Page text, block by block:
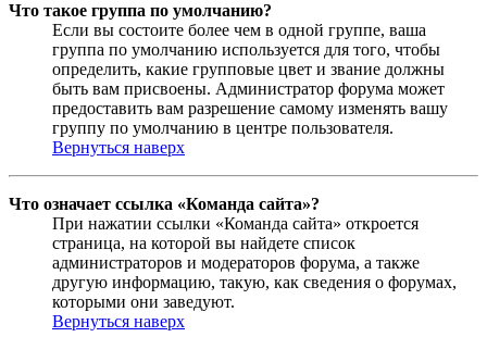
Что такое группа по умолчанию?
Если вы состоите более чем в одной группе, ваша
группа по умолчанию используется для того, чтобы
определить, какие групповые цвет и звание должны
быть вам присвоены. Администратор форума может
предоставить вам разрешение самому изменять вашу
группу по умолчанию в центре пользователя.
Вернуться наверх
Что означает ссылка «Команда сайта»?
При нажатии ссылки «Команда сайта» откроется
страница, на которой вы найдете список
администраторов и модераторов форума, а также
другую информацию, такую, как сведения о форумах,
которыми они заведуют.
Вернуться наверх